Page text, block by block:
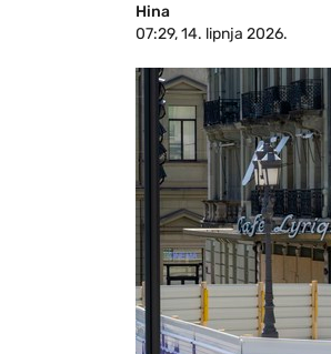
Hina
07:29, 14. lipnja 2026.